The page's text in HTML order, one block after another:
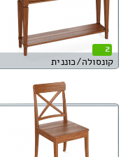
2
קונסולה/כוננית